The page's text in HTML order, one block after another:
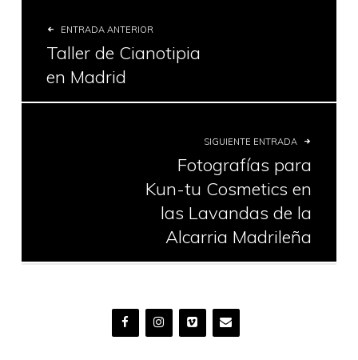
ENTRADA ANTERIOR
Taller de Cianotipia
en Madrid
SIGUIENTE ENTRADA
Fotografías para
Kun-tu Cosmetics en
las Lavandas de la
Alcarria Madrileña